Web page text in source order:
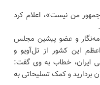
من نیست»، اعلام کرد
و عضو پیشین مجلس
این کشور از تل‌آویو و
ایران، خطاب به وی گفت:
و کمک تسلیحاتی به